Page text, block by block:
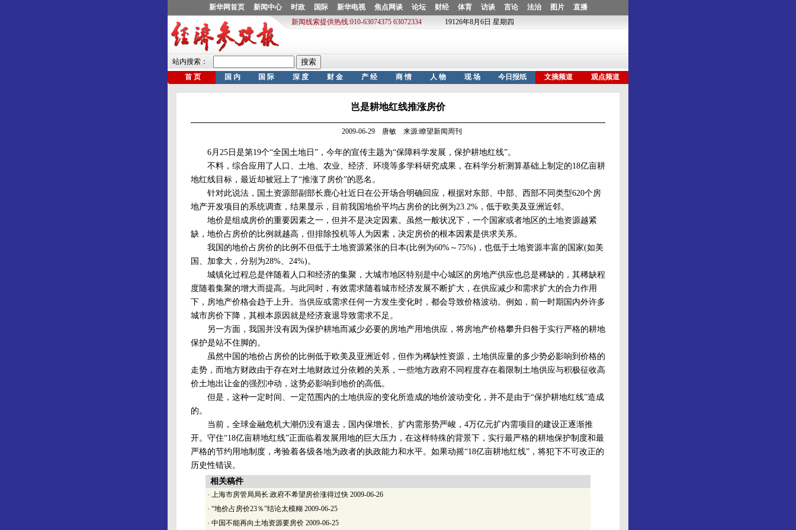
岂是耕地红线推涨房价
2009-06-29 唐敏 来源:瞭望新闻周刊
6月25日是第19个“全国土地日”，今年的宣传主题为“保障科学发展，保护耕地红线”。
不料，综合应用了人口、土地、农业、经济、环境等多学科研究成果，在科学分析测算基础上制定的18亿亩耕
地红线目标，最近却被冠上了“推涨了房价”的恶名。
针对此说法，国土资源部副部长鹿心社近日在公开场合明确回应，根据对东部、中部、西部不同类型620个房
地产开发项目的系统调查，结果显示，目前我国地价平均占房价的比例为23.2%，低于欧美及亚洲近邻。
地价是组成房价的重要因素之一，但并不是决定因素。虽然一般状况下，一个国家或者地区的土地资源越紧
缺，地价占房价的比例就越高，但排除投机等人为因素，决定房价的根本因素是供求关系。
我国的地价占房价的比例不但低于土地资源紧张的日本(比例为60%～75%)，也低于土地资源丰富的国家(如美
国、加拿大，分别为28%、24%)。
城镇化过程总是伴随着人口和经济的集聚，大城市地区特别是中心城区的房地产供应也总是稀缺的，其稀缺程
度随着集聚的增大而提高。与此同时，有效需求随着城市经济发展不断扩大，在供应减少和需求扩大的合力作用
下，房地产价格会趋于上升。当供应或需求任何一方发生变化时，都会导致价格波动。例如，前一时期国内外许多
城市房价下降，其根本原因就是经济衰退导致需求不足。
另一方面，我国并没有因为保护耕地而减少必要的房地产用地供应，将房地产价格攀升归咎于实行严格的耕地
保护是站不住脚的。
虽然中国的地价占房价的比例低于欧美及亚洲近邻，但作为稀缺性资源，土地供应量的多少势必影响到价格的
走势，而地方财政由于存在对土地财政过分依赖的关系，一些地方政府不同程度存在着限制土地供应与积极征收高
价土地出让金的强烈冲动，这势必影响到地价的高低。
但是，这种一定时间、一定范围内的土地供应的变化所造成的地价波动变化，并不是由于“保护耕地红线”造成
的。
当前，全球金融危机大潮仍没有退去，国内保增长、扩内需形势严峻，4万亿元扩内需项目的建设正逐渐推
开。守住“18亿亩耕地红线”正面临着发展用地的巨大压力，在这样特殊的背景下，实行最严格的耕地保护制度和最
严格的节约用地制度，考验着各级各地为政者的执政能力和水平。如果动摇“18亿亩耕地红线”，将犯下不可改正的
历史性错误。
相关稿件
· 上海市房管局局长:政府不希望房价涨得过快 2009-06-26
· “地价占房价23％”结论太模糊 2009-06-25
· 中国不能再向土地资源要房价 2009-06-25